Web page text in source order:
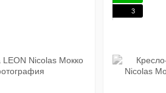
Nicolas
услуги + дилерскую
3